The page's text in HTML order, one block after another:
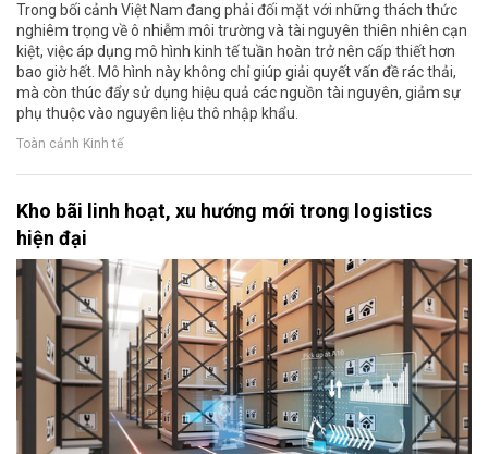
Trong bối cảnh Việt Nam đang phải đối mặt với những thách thức
nghiêm trọng về ô nhiễm môi trường và tài nguyên thiên nhiên cạn
kiệt, việc áp dụng mô hình kinh tế tuần hoàn trở nên cấp thiết hơn
bao giờ hết. Mô hình này không chỉ giúp giải quyết vấn đề rác thải,
mà còn thúc đẩy sử dụng hiệu quả các nguồn tài nguyên, giảm sự
phụ thuộc vào nguyên liệu thô nhập khẩu.
Toàn cảnh Kinh tế
Kho bãi linh hoạt, xu hướng mới trong logistics
hiện đại